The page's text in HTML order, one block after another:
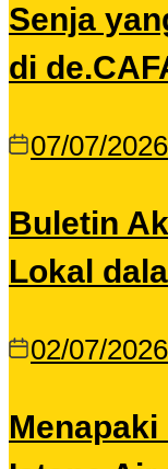
Senja
di
07/07/2026
Buletin
Lokal
02/07/2026
Menapaki